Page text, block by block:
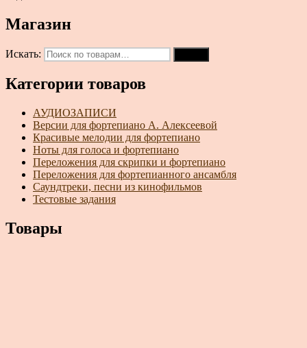
Магазин
Искать:
Категории товаров
АУДИОЗАПИСИ
Версии для фортепиано А. Алексеевой
Красивые мелодии для фортепиано
Ноты для голоса и фортепиано
Переложения для скрипки и фортепиано
Переложения для фортепианного ансамбля
Саундтреки, песни из кинофильмов
Тестовые задания
Товары